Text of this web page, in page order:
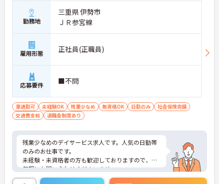
勤務地
三重県 伊勢市
ＪＲ参宮線
雇用形態 正社員(正職員)
応募要件 ■不問
車通勤可 未経験OK 残業少なめ 無資格OK 日勤のみ
社会保険完備
交通費支給
退職金制度あり
残業少なめのデイサービス求人です。人気の日勤帯
のみのお仕事です。
未経験・未資格者の方も歓迎しておりますので、お
気軽にお問い合わせくださいませ。